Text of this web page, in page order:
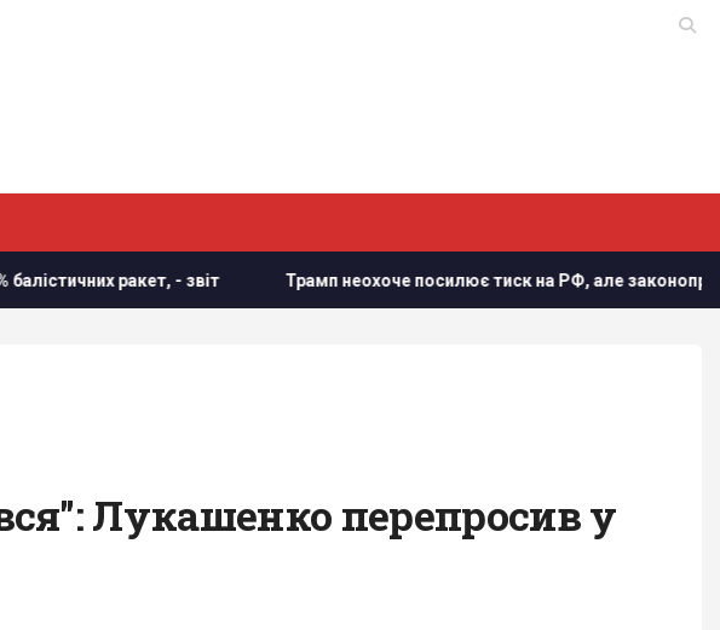
Трамп неохоче посилює тиск на РФ, але законопроект Грема змусить
Лукашенко перепросив у